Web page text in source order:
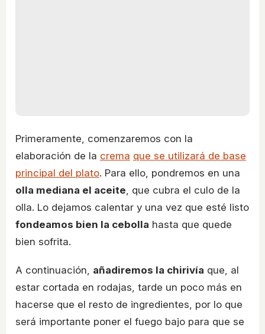
Primeramente, comenzaremos con la
elaboración de la crema que se utilizará de base
principal del plato. Para ello, pondremos en una
olla mediana el aceite, que cubra el culo de la
olla. Lo dejamos calentar y una vez que esté listo
fondeamos bien la cebolla hasta que quede
bien sofrita.
A continuación, añadiremos la chirivía que, al
estar cortada en rodajas, tarde un poco más en
hacerse que el resto de ingredientes, por lo que
será importante poner el fuego bajo para que se